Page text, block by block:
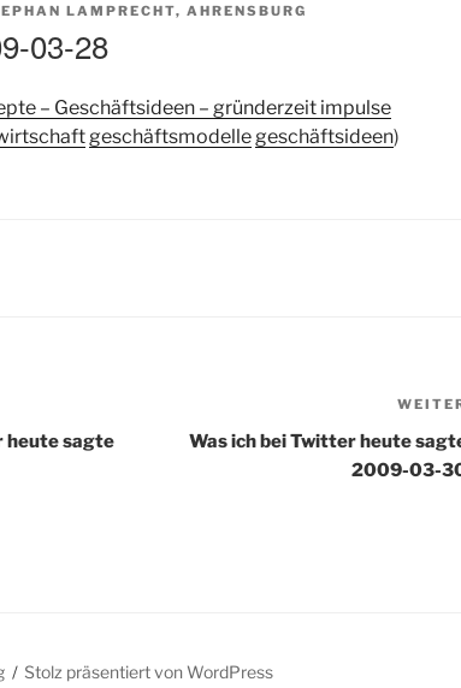
LAMPRECHT, AHRENSBURG
03-28
– Geschäftsideen – gründerzeit impulse
geschäftsmodellegeschäftsideen)
heute sagte
Was ich bei Twitter heute
2009-03-
Stolz präsentiert von WordPress